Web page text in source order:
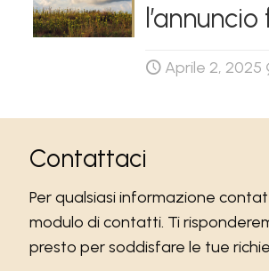
Aprile 2, 2025
Contattaci
Per qualsiasi informazione
modulo di contatti. Ti
presto per soddisfare le tue